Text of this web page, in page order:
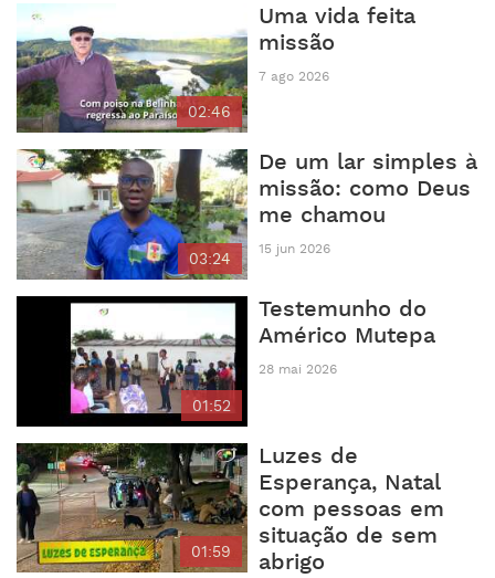
02:46
Uma vida feita
missão
7 ago 2026
03:24
De um lar simples à
missão: como Deus
me chamou
15 jun 2026
01:52
Testemunho do
Américo Mutepa
28 mai 2026
01:59
Luzes de
Esperança, Natal
com pessoas em
situação de sem
abrigo